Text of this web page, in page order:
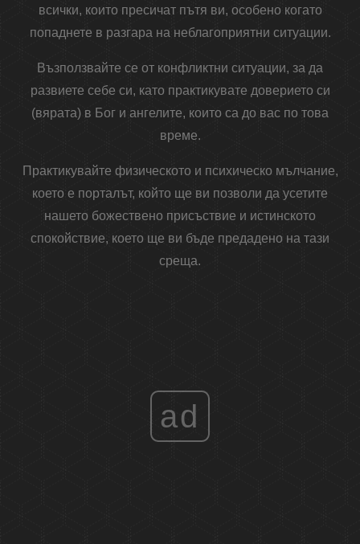
всички, които пресичат пътя ви, особено когато
попаднете в разгара на неблагоприятни ситуации.
Възползвайте се от конфликтни ситуации, за да
развиете себе си, като практикувате доверието си
(вярата) в Бог и ангелите, които са до вас по това
време.
Практикувайте физическото и психическо мълчание,
което е порталът, който ще ви позволи да усетите
нашето божествено присъствие и истинското
спокойствие, което ще ви бъде предадено на тази
среща.
ad